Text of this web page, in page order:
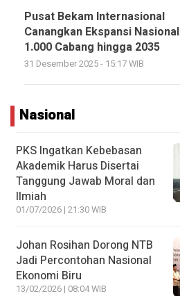
Pusat Bekam Internasional
Canangkan Ekspansi Nasional
1.000 Cabang hingga 2035
31 Desember 2025 - 15:17 WIB
Nasional
PKS Ingatkan Kebebasan
Akademik Harus Disertai
Tanggung Jawab Moral dan
Ilmiah
01/07/2026 | 21:30 WIB
Johan Rosihan Dorong NTB
Jadi Percontohan Nasional
Ekonomi Biru
13/02/2026 | 08:04 WIB